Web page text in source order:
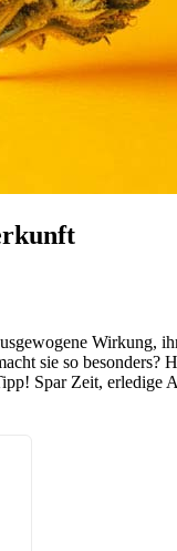
Wirkung,
sie so besonders?
Spar Zeit, erledige